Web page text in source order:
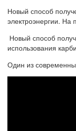
Новый способ
электроэнергии. На
Новый способ
использования
Один из